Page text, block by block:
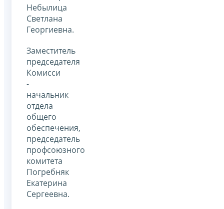
Небылица
Светлана
Георгиевна.
Заместитель
председателя
Комисси
-
начальник
отдела
общего
обеспечения,
председатель
профсоюзного
комитета
Погребняк
Екатерина
Сергеевна.